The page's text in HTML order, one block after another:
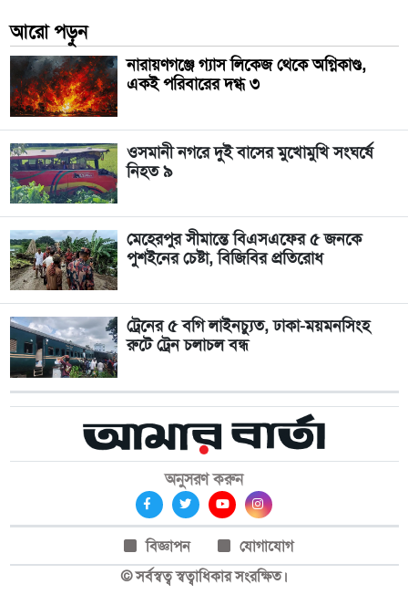
আরো পড়ুন
নারায়ণগঞ্জে গ্যাস লিকেজ থেকে অগ্নিকাণ্ড,
একই পরিবারের দগ্ধ ৩
ওসমানী নগরে দুই বাসের মুখোমুখি সংঘর্ষে
নিহত ৯
মেহেরপুর সীমান্তে বিএসএফের ৫ জনকে
পুশইনের চেষ্টা, বিজিবির প্রতিরোধ
ট্রেনের ৫ বগি লাইনচ্যুত, ঢাকা-ময়মনসিংহ
রুটে ট্রেন চলাচল বন্ধ
অনুসরণ করুন
বিজ্ঞাপন
যোগাযোগ
© সর্বস্বত্ব স্বত্বাধিকার সংরক্ষিত।